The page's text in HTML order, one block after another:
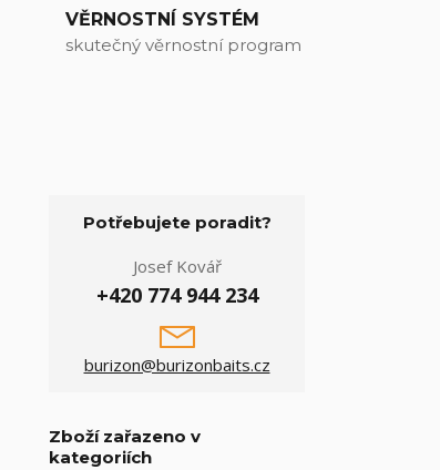
VĚRNOSTNÍ SYSTÉM
skutečný věrnostní program
Potřebujete poradit?
Josef Kovář
+420 774 944 234
burizon@burizonbaits.cz
Zboží zařazeno v
kategoriích